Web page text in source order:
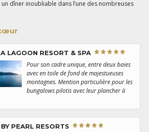
dîner inoubliable dans l’une des nombreuses
LAGOON RESORT & SPA
Pour son cadre unique, entre deux baies
avec en toile de fond de majestueuses
montagnes. Mention particulière pour les
bungalows pilotis avec leur plancher à
PEARL RESORTS